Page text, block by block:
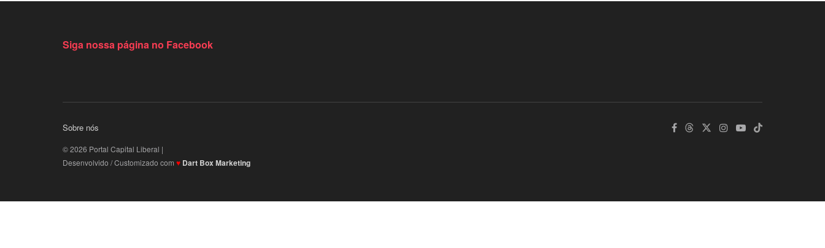
Siga nossa página no Facebook
Sobre nós
© 2026 Portal Capital Liberal |
Desenvolvido / Customizado com ♥ Dart Box Marketing